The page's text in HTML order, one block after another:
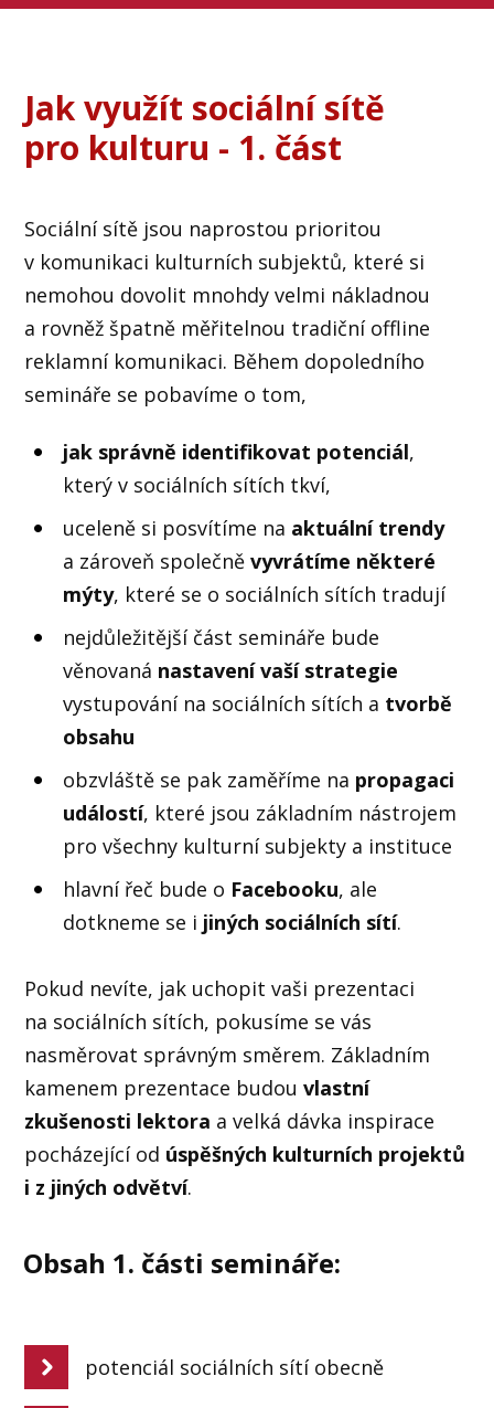
Jak využít sociální sítě
pro kulturu - 1. část
Sociální sítě jsou naprostou prioritou
v komunikaci kulturních subjektů, které si
nemohou dovolit mnohdy velmi nákladnou
a rovněž špatně měřitelnou tradiční offline
reklamní komunikaci. Během dopoledního
semináře se pobavíme o tom,
jak správně identifikovat potenciál,
který v sociálních sítích tkví,
uceleně si posvítíme na aktuální trendy
a zároveň společněvyvrátíme některé
mýty, které se o sociálních sítích tradují
nejdůležitější část semináře bude
věnovaná nastavení vaší strategie
vystupování na sociálních sítích a tvorbě
obsahu
obzvláště se pak zaměříme na propagaci
událostí, které jsou základním nástrojem
pro všechny kulturní subjekty a instituce
hlavní řeč bude o Facebooku, ale
dotkneme se i jiných sociálních sítí.
Pokud nevíte, jak uchopit vaši prezentaci
na sociálních sítích, pokusíme se vás
nasměrovat správným směrem. Základním
kamenem prezentace budouvlastní
zkušenosti lektora a velká dávka inspirace
pocházející od úspěšných kulturních projektů
i z jiných odvětví.
Obsah 1. části semináře:
potenciál sociálních sítí obecně